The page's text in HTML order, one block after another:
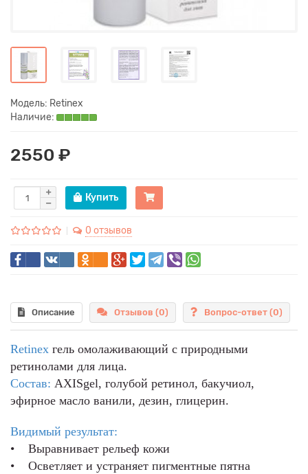
Модель: Retinex
Наличие:
2550 ₽
Купить
0 отзывов
Описание Отзывов (0) Вопрос-ответ (0)
Retinex гель омолаживающий с природными
ретинолами для лица.
Состав: AXISgel, голубой ретинол, бакучиол,
эфирное масло ванили, дезин, глицерин.
Видимый результат:
• Выравнивает рельеф кожи
• Осветляет и устраняет пигментные пятна